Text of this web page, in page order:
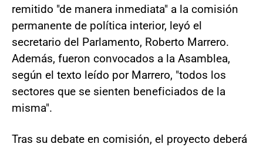
remitido "de manera inmediata" a la comisión
permanente de política interior, leyó el
secretario del Parlamento, Roberto Marrero.
Además, fueron convocados a la Asamblea,
según el texto leído por Marrero, "todos los
sectores que se sienten beneficiados de la
misma".
Tras su debate en comisión, el proyecto deberá